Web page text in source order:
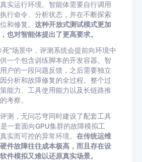
实运行环境。智能体需要自行调用
行命令、分析状态，并在不断探索
和修复。 这种开放式测试模式更加
也对智能体提出了更高要求。
死”场景中，评测系统会提前向环境中
一个包含训练脚本的开发容器。智
户的一段问题反馈，之后需要独立
分析和故障修复的全过程。整个过
能力、工具使用能力以及长链路推
考察。
测，无问芯穹同时建设了配套工具
一套面向GPU集群的故障模拟工
实而可控的异常环境。 在传统运维
件故障往往成本极高，而且存在设
件模拟又难以还原真实场景。